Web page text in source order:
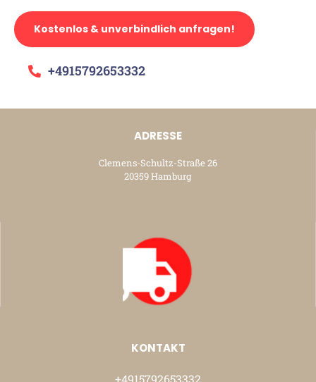
Kostenlos & unverbindlich anfragen!
+4915792653332
ADRESSE
Clemens-Schultz-Straße 26
20359 Hamburg
KONTAKT
+4915792653332